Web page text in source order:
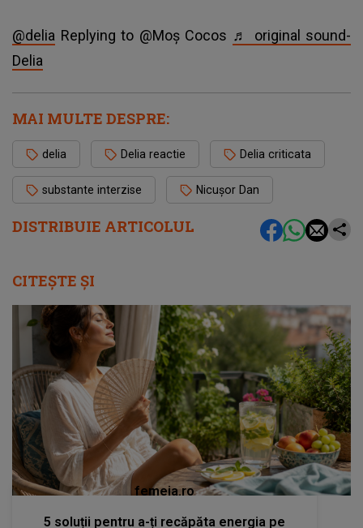
DISTRIBUIE ARTICOLUL
@delia Replying to @Moș Cocos ♬ original sound-
Delia
MAI MULTE DESPRE:
delia Delia reactie Delia criticata
substante interzise Nicușor Dan
CITEȘTE ȘI
femeia.ro
5 soluții pentru a-ți recăpăta energia pe